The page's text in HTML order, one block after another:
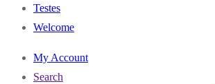
Testes
Welcome
My Account
Search